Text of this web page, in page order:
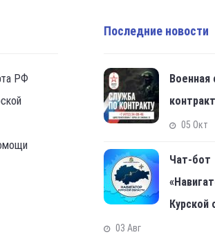
РФ
Последние новости
Военная
05 Окт
Чат-бот
Курской
03 Авг